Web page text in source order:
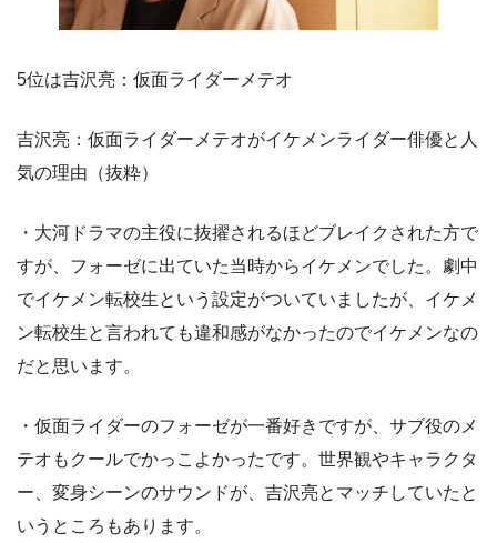
5位は吉沢亮：仮面ライダーメテオ
吉沢亮：仮面ライダーメテオがイケメンライダー俳優と人
気の理由（抜粋）
・大河ドラマの主役に抜擢されるほどブレイクされた方で
すが、フォーゼに出ていた当時からイケメンでした。劇中
でイケメン転校生という設定がついていましたが、イケメ
ン転校生と言われても違和感がなかったのでイケメンなの
だと思います。
・仮面ライダーのフォーゼが一番好きですが、サブ役のメ
テオもクールでかっこよかったです。世界観やキャラクタ
ー、変身シーンのサウンドが、吉沢亮とマッチしていたと
いうところもあります。